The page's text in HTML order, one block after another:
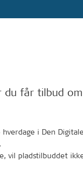
du får tilbud
i Den Digitale
vil pladstilbuddet